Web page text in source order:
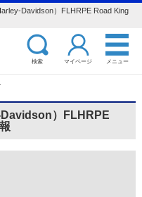
Davidson）FLHRPE Road King
検索 マイページ メニュー
）FLHRPE